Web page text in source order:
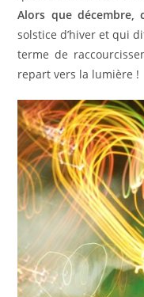
Alors que décembre,
solstice d’hiver et qui
terme de
repart vers la lumière !